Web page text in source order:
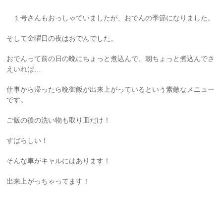
１号さんもおっしゃていましたが、おでんの季節になりました。
そして金曜日の夜はおでんでした。
おでんって前の日の晩にちょっと煮込んで、朝ちょっと煮込んでさ
えいれば…
仕事から帰ったら晩御飯が出来上がっているという素敵なメニュー
です。
ご飯の後の洗い物も取り皿だけ！
すばらしい！
そんな車がキャルにはあります！
出来上がっちゃってます！